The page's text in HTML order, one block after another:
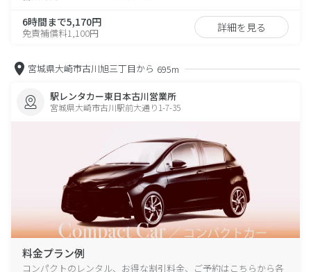
6時間まで5,170円
免責補償料1,100円 詳細を見る
宮城県大崎市古川旭三丁目から 695m
駅レンタカー東日本古川営業所
宮城県大崎市古川駅前大通り1-7-35
料金プラン例
コンパクトのレンタル、お得な割引料金、ご予約はこちらから各